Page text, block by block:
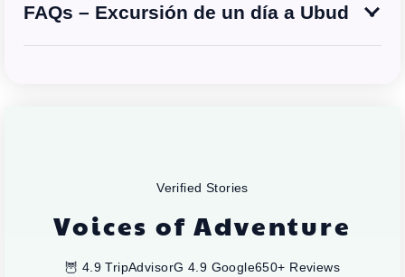
FAQs – Excursión de un día a Ubud
Verified Stories
Voices of Adventure
🦉 4.9 TripAdvisorG 4.9 Google650+ Reviews